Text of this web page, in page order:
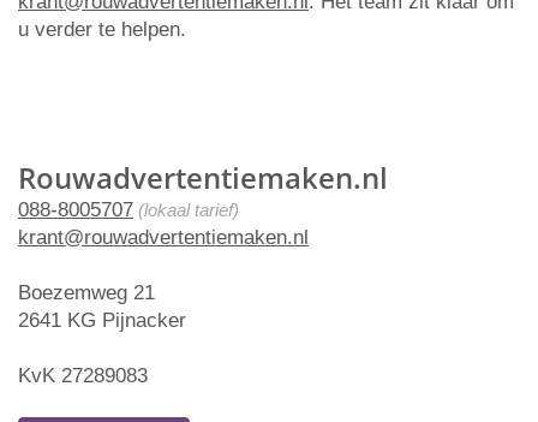
Rouwadvertentiemaken.nl
088-8005707 (lokaal tarief)
krant@rouwadvertentiemaken.nl
Boezemweg 21
2641 KG Pijnacker
KvK 27289083
u verder te helpen.